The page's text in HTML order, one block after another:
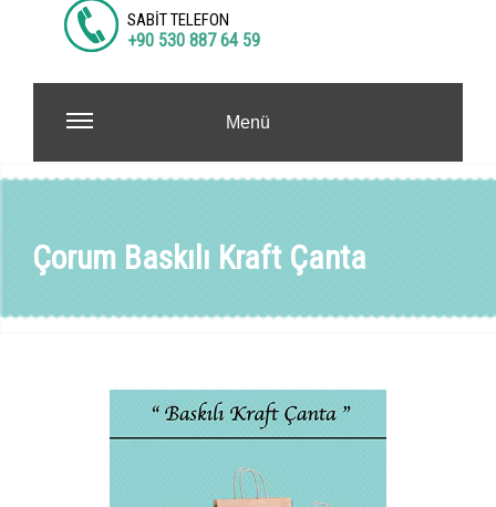
SABİT TELEFON
+90 530 887 64 59
Menü
Çorum Baskılı Kraft Çanta